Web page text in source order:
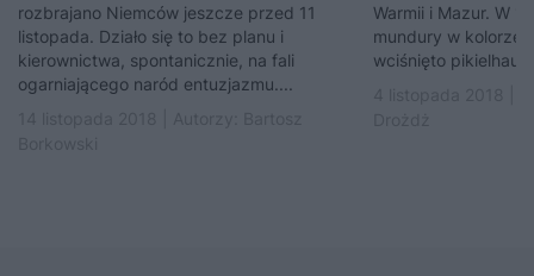
rozbrajano Niemców jeszcze przed 11
listopada. Działo się to bez planu i
kierownictwa, spontanicznie, na fali
ogarniającego naród entuzjazmu....
Warmii i Mazur. W
mundury w kolorze
wciśnięto